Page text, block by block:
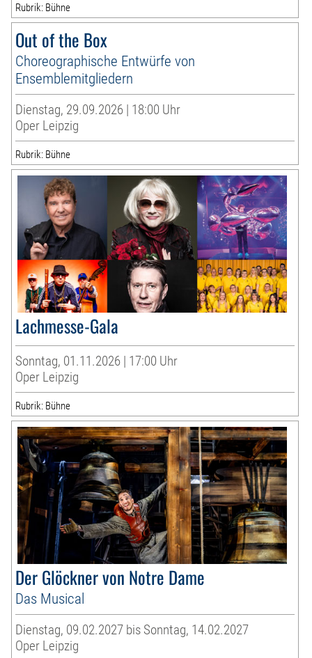
Rubrik: Bühne
Out of the Box
Choreographische Entwürfe von
Ensemblemitgliedern
Dienstag, 29.09.2026 | 18:00 Uhr
Oper Leipzig
Rubrik: Bühne
Lachmesse-Gala
Sonntag, 01.11.2026 | 17:00 Uhr
Oper Leipzig
Rubrik: Bühne
Der Glöckner von Notre Dame
Das Musical
Dienstag, 09.02.2027 bis Sonntag, 14.02.2027
Oper Leipzig